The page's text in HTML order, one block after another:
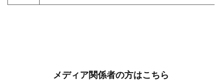
メディア関係者の方はこちら